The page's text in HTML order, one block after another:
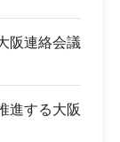
阪連絡会議
進する大阪